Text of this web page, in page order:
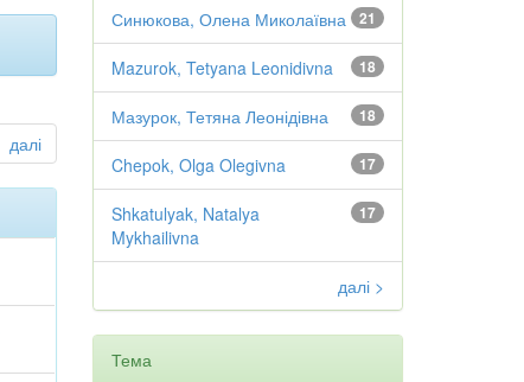
далі
21
Синюкова, Олена Миколаївна
18
Mazurok, Tetyana Leonidivna
18
Мазурок, Тетяна Леонідівна
17
Chepok, Olga Olegivna
17
Shkatulyak, Natalya
Mykhailivna
далі >
Тема